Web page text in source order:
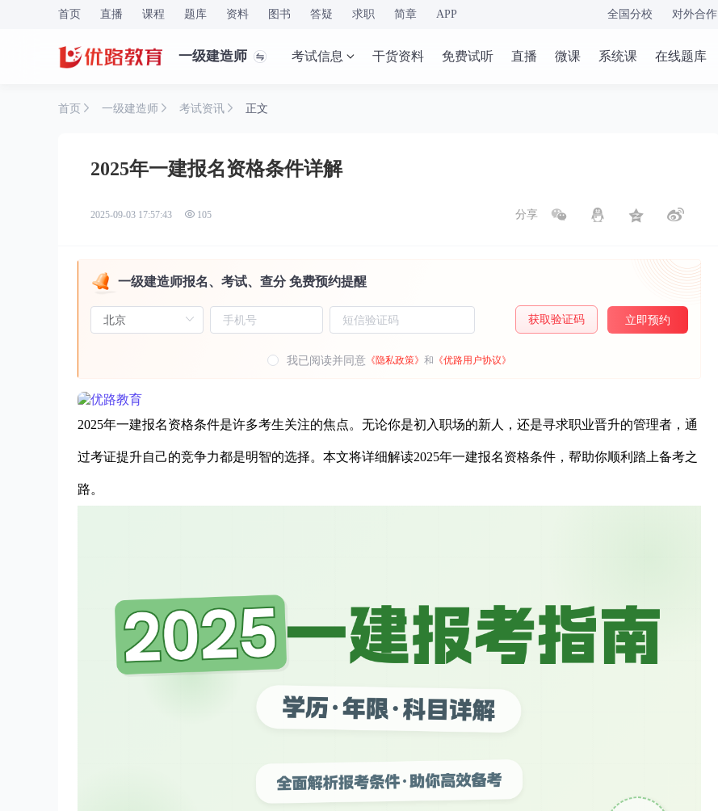
首页 直播 课程 题库 资料 图书 答疑 求职 简章 APP 全国分校 对外合作
一级建造师 考试信息 干货资料 免费试听 直播 微课 系统课 在线题库
首页 一级建造师 考试资讯 正文
2025年一建报名资格条件详解
2025-09-03 17:57:43 105 分享
一级建造师报名、考试、查分 免费预约提醒
获取验证码 立即预约
我已阅读并同意 《隐私政策》 和 《优路用户协议》
2025年一建报名资格条件是许多考生关注的焦点。无论你是初入职场的新人，还是寻求职业晋升的管理者，通
过考证提升自己的竞争力都是明智的选择。本文将详细解读2025年一建报名资格条件，帮助你顺利踏上备考之
路。